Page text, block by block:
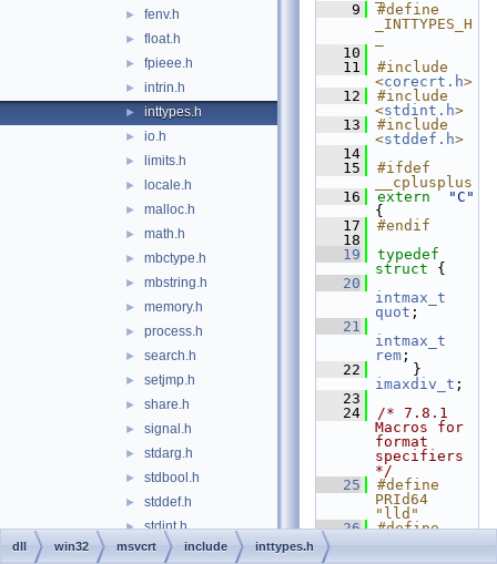
► fenv.h
► float.h
► fpieee.h
► intrin.h
► inttypes.h
► io.h
► limits.h
► locale.h
► malloc.h
► math.h
► mbctype.h
► mbstring.h
► memory.h
► process.h
► search.h
► setjmp.h
► share.h
► signal.h
► stdarg.h
► stdbool.h
► stddef.h
► stdint.h
► stdio.h
    9
#define
_INTTYPES_H
   10
   11
#include
<corecrt.h>
   12
#include
<stdint.h>
   13
#include
<stddef.h>
   14
   15
#ifdef
__cplusplus
   16
extern
"C"
{
   17
#endif
   18
   19
typedef
struct {
   20
intmax_t
quot ;
   21
intmax_t
rem ;
   22
imaxdiv_t ;
   23
   24
/* 7.8.1
Macros for
format
specifiers
*/
   25
#define
PRId64
"lld"
   26
#define
dll win32 msvcrt include inttypes.h